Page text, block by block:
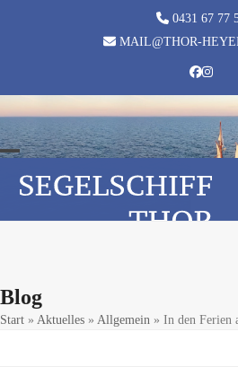
0431 67 77
MAIL@THOR-
Facebook
Open
mobile
Close
mobile
Blog
Start » Aktuelles » Allgemein » In den Ferien